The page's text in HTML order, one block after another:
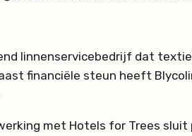
linnenservicebedrijf dat
financiële steun heeft
met Hotels for Trees